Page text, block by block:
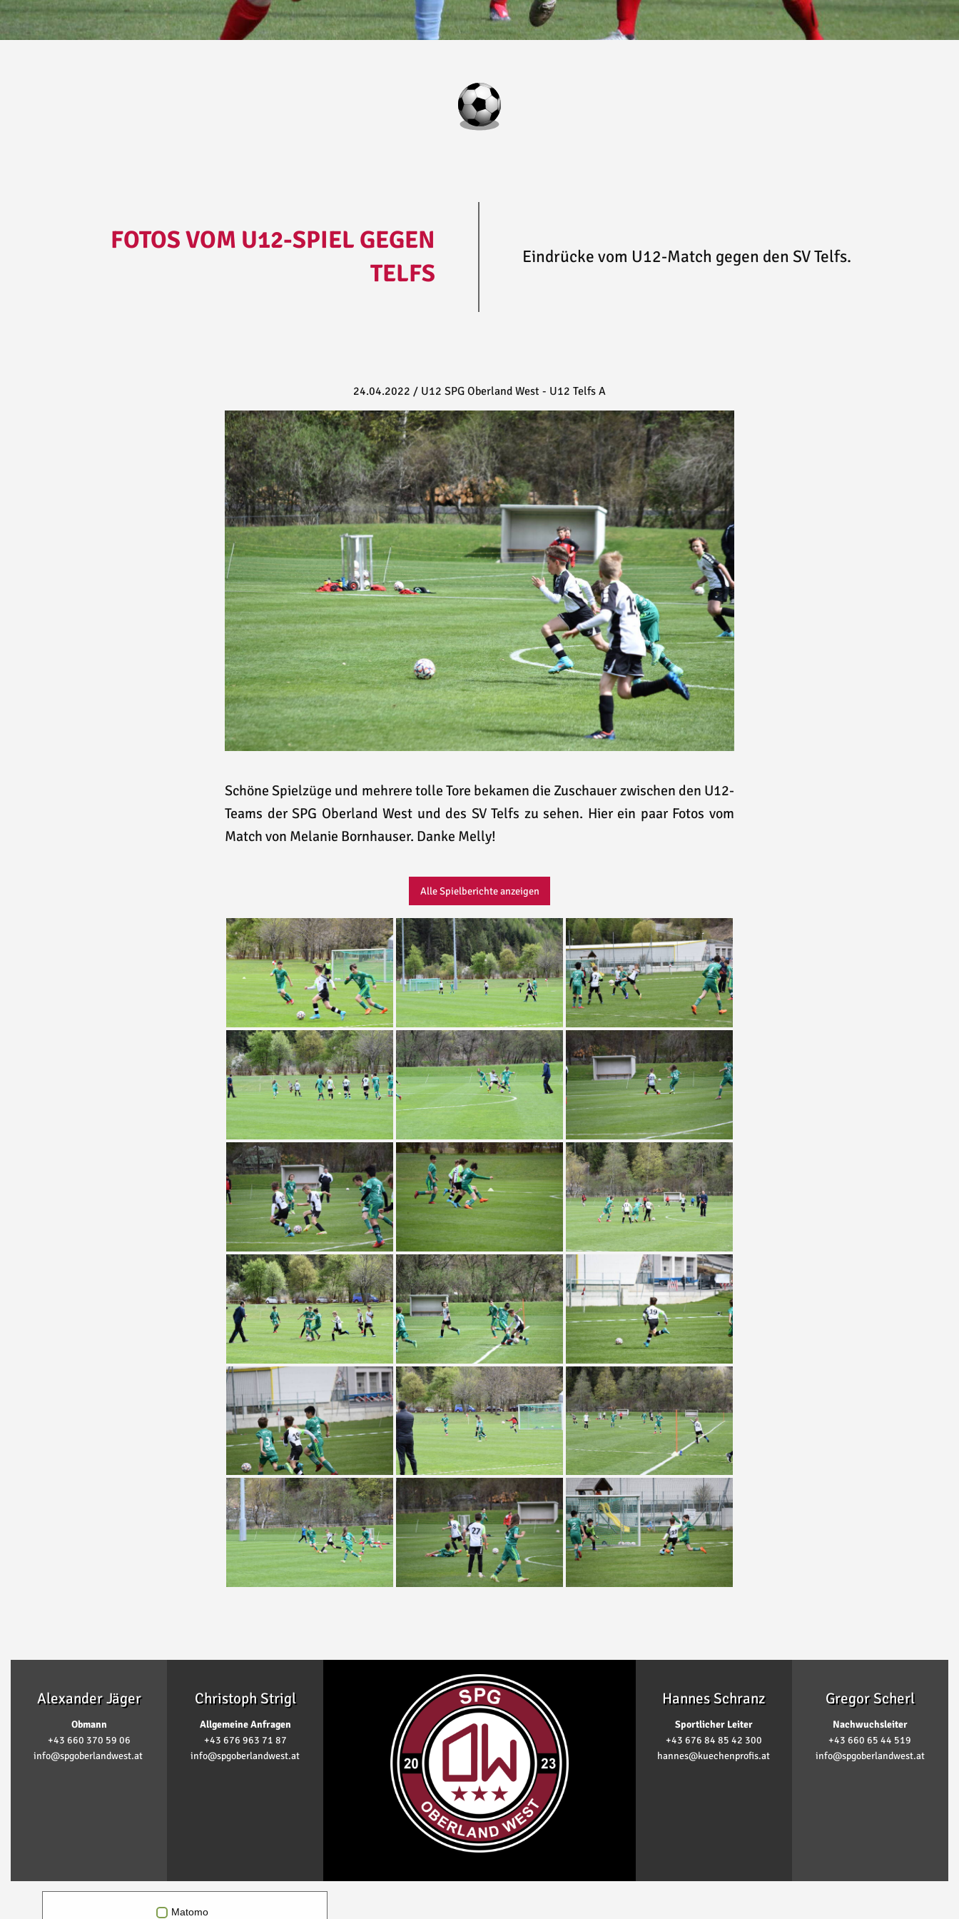
FOTOS VOM U12-SPIEL GEGEN
TELFS
Eindrücke vom U12-Match gegen den SV Telfs.
24.04.2022 / U12 SPG Oberland West - U12 Telfs A
Schöne Spielzüge und mehrere tolle Tore bekamen die Zuschauer zwischen den U12-
Teams der SPG Oberland West und des SV Telfs zu sehen. Hier ein paar Fotos vom
Match von Melanie Bornhauser. Danke Melly!
Alle Spielberichte anzeigen
Alexander Jäger
Obmann
+43 660 370 59 06
info@spgoberlandwest.at
Christoph Strigl
Allgemeine Anfragen
+43 676 963 71 87
info@spgoberlandwest.at
Hannes Schranz
Sportlicher Leiter
+43 676 84 85 42 300
hannes@kuechenprofis.at
Gregor Scherl
Nachwuchsleiter
+43 660 65 44 519
info@spgoberlandwest.at
Matomo